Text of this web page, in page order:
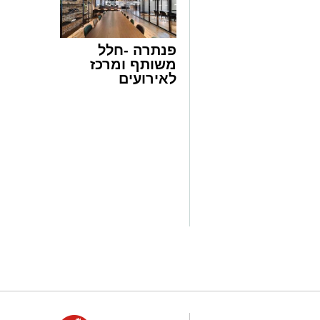
רשות הטבע והגנים מזמינה אתכם
טבע ייחודיות ברחבי הארץ, מתצפיות
דרך סיורי לילה, שקיעות מדבריות ולינה
המחברות בין טבע, מדע ופליאה.
פנתרה -חלל
משותף ומרכז
לאירועים